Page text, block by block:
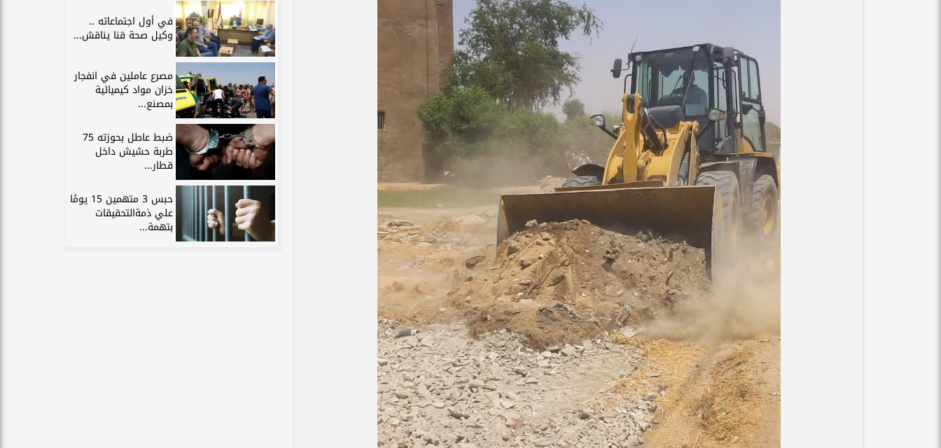
في أول اجتماعاته ..
وكيل صحة قنا يناقش...
مصرع عاملين في انفجار
خزان مواد كيميائية
بمصنع...
ضبط عاطل بحوزته 75
طربة حشيش داخل
قطار...
حبس 3 متهمين 15 يومًا
علي ذمةالتحقيقات
بتهمة...